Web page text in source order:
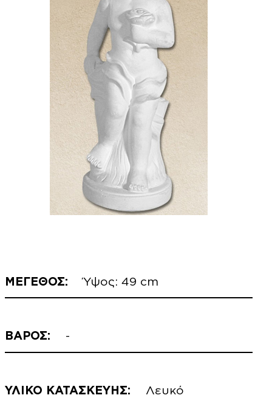
ΜΕΓΕΘΟΣ: Ύψος: 49 cm
ΒΑΡΟΣ: -
ΥΛΙΚΟ ΚΑΤΑΣΚΕΥΗΣ:
Λευκό